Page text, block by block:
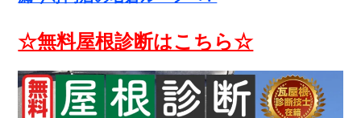
☆無料屋根診断はこちら☆